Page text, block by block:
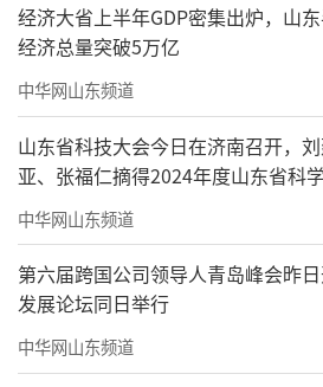
经济大省上半年GDP密集出炉，山
经济总量突破5万亿
中华网山东频道
山东省科技大会今日在济南召开，
亚、张福仁摘得2024年度山东省科
奖最高奖！
中华网山东频道
第六届跨国公司领导人青岛峰会昨
发展论坛同日举行
中华网山东频道